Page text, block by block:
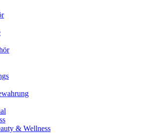
& Wellness